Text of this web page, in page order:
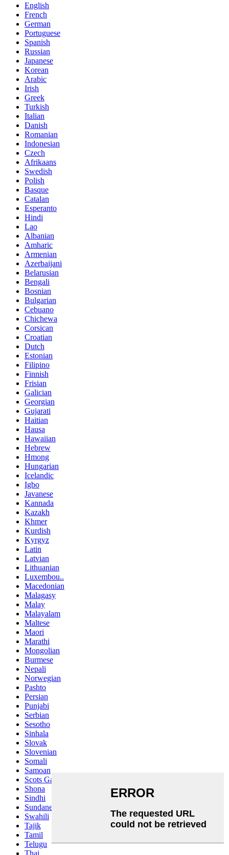
English
French
German
Portuguese
Spanish
Russian
Japanese
Korean
Arabic
Irish
Greek
Turkish
Italian
Danish
Romanian
Indonesian
Czech
Afrikaans
Swedish
Polish
Basque
Catalan
Esperanto
Hindi
Lao
Albanian
Amharic
Armenian
Azerbaijani
Belarusian
Bengali
Bosnian
Bulgarian
Cebuano
Chichewa
Corsican
Croatian
Dutch
Estonian
Filipino
Finnish
Frisian
Galician
Georgian
Gujarati
Haitian
Hausa
Hawaiian
Hebrew
Hmong
Hungarian
Icelandic
Igbo
Javanese
Kannada
Kazakh
Khmer
Kurdish
Kyrgyz
Latin
Latvian
Lithuanian
Luxembou..
Macedonian
Malagasy
Malay
Malayalam
Maltese
Maori
Marathi
Mongolian
Burmese
Nepali
Norwegian
Pashto
Persian
Punjabi
Serbian
Sesotho
Sinhala
Slovak
Slovenian
Somali
Samoan
Scots Gaelic
Shona
Sindhi
Sundanese
Swahili
Tajik
Tamil
Telugu
Thai